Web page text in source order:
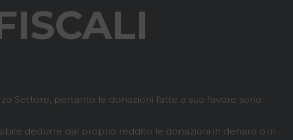
Settore, pertanto le donazioni fatte a suo favore sono
dedurre dal proprio reddito le donazioni in denaro o in